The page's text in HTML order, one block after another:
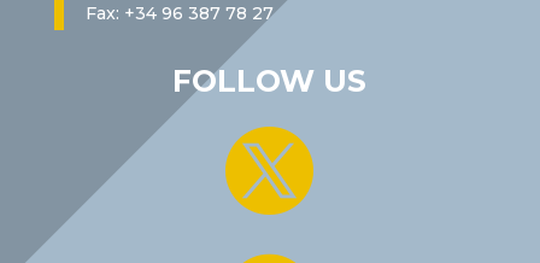
Fax: +34 96 387 78 27
FOLLOW US
